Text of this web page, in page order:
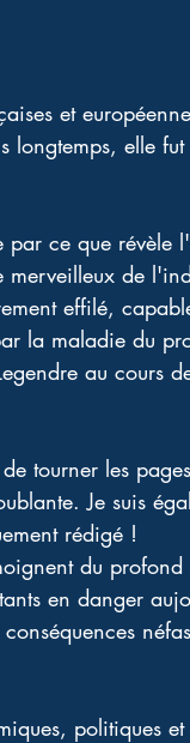
et
longtemps, elle
ce que révèle
de
effilé,
la maladie du
au cours
tourner les
Je suis
rédigé !
du
en danger
politiques